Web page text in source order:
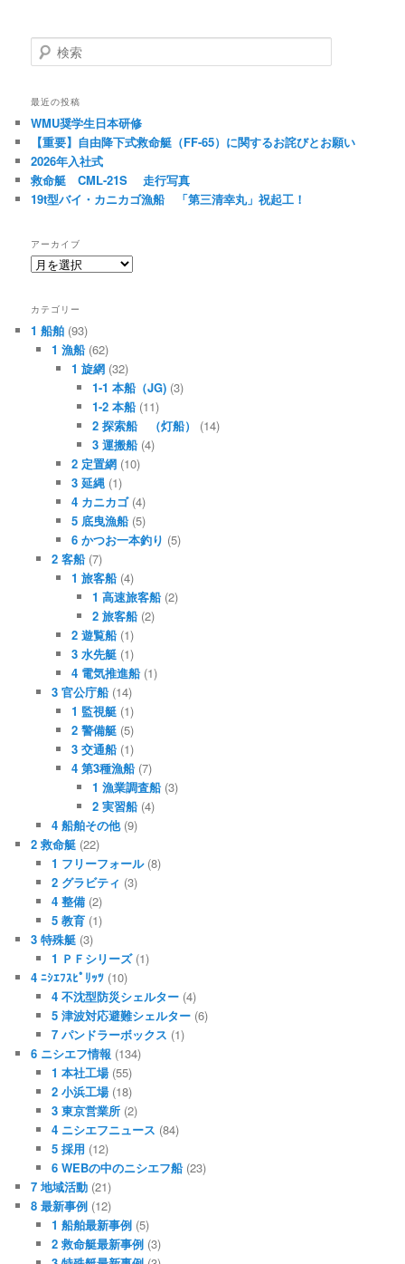
検
索
最近の投稿
WMU奨学生日本研修
【重要】自由降下式救命艇（FF-65）に関するお詫びとお願い
2026年入社式
救命艇 CML-21S 走行写真
19t型バイ・カニカゴ漁船 「第三清幸丸」祝起工！
アーカイブ
ア
イ
ブ
カテゴリー
1 船舶 (93)
1 漁船(62)
1 旋網 (32)
1-1 本船（JG)(3)
1-2 本船(11)
2 探索船 （灯船）
(14)
3 運搬船(4)
2 定置網 (10)
3 延縄 (1)
4 カニカゴ(4)
5 底曳漁船 (5)
6 かつお一本釣り (5)
2 客船(7)
1 旅客船 (4)
1 高速旅客船(2)
2 旅客船(2)
2 遊覧船 (1)
3 水先艇 (1)
4 電気推進船 (1)
3 官公庁船(14)
1 監視艇 (1)
2 警備艇 (5)
3 交通船 (1)
4 第3種漁船 (7)
1 漁業調査船(3)
2 実習船(4)
4 船舶その他(9)
2 救命艇 (22)
1 フリーフォール(8)
2 グラビティ (3)
4 整備(2)
5 教育(1)
3 特殊艇 (3)
1 ＰＦシリーズ(1)
4 ﾆｼｴﾌｽﾋﾟﾘｯﾂ (10)
4 不沈型防災シェルター(4)
5 津波対応避難シェルター(6)
7 パンドラーボックス (1)
6 ニシエフ情報 (134)
1 本社工場(55)
2 小浜工場(18)
3 東京営業所(2)
4 ニシエフニュース (84)
5 採用 (12)
6 WEBの中のニシエフ船(23)
7 地域活動 (21)
8 最新事例 (12)
1 船舶最新事例(5)
2 救命艇最新事例(3)